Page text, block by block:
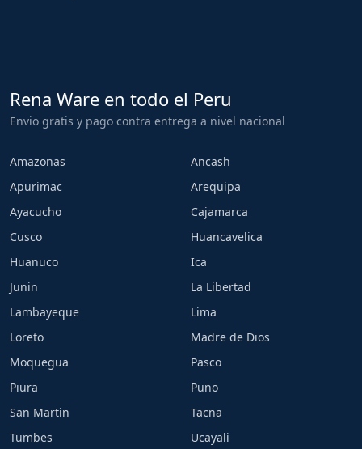
Rena Ware en todo el Peru
Envio gratis y pago contra entrega a nivel nacional
Amazonas
Ancash
Apurimac
Arequipa
Ayacucho
Cajamarca
Cusco
Huancavelica
Huanuco
Ica
Junin
La Libertad
Lambayeque
Lima
Loreto
Madre de Dios
Moquegua
Pasco
Piura
Puno
San Martin
Tacna
Tumbes
Ucayali